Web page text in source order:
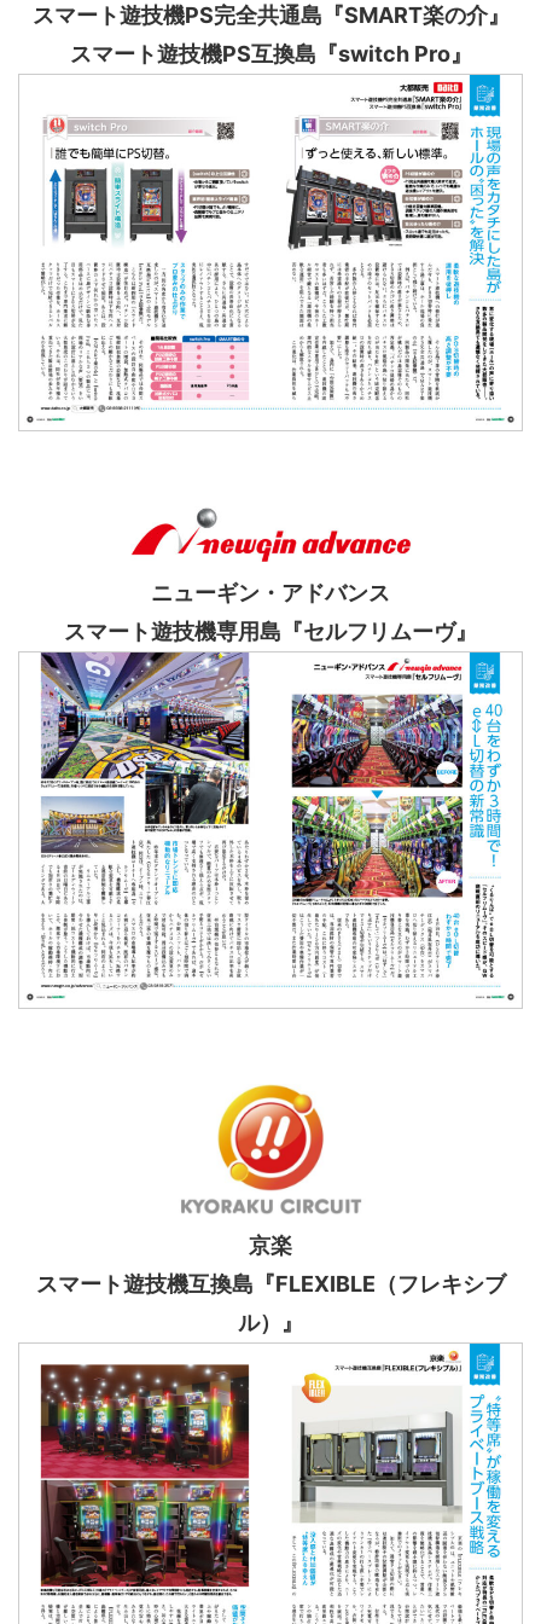
スマート遊技機PS完全共通島『SMART楽の介』
スマート遊技機PS互換島『switch Pro』
ニューギン・アドバンス
スマート遊技機専用島『セルフリムーヴ』
京楽
スマート遊技機互換島『FLEXIBLE（フレキシブ
ル）』